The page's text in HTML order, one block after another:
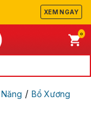
XEM NGAY
0
/ Bổ Xương